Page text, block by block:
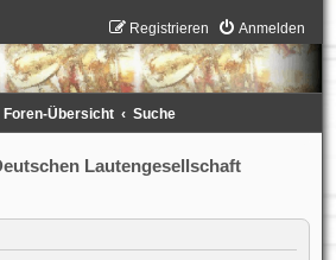
Anmelden
Registrieren
Foren-Übersicht Suche
Lautengesellschaft